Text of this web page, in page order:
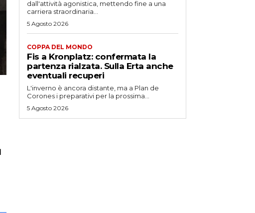
dall'attività agonistica, mettendo fine a una
carriera straordinaria...
5 Agosto 2026
COPPA DEL MONDO
Fis a Kronplatz: confermata la
partenza rialzata. Sulla Erta anche
eventuali recuperi
L'inverno è ancora distante, ma a Plan de
Corones i preparativi per la prossima...
5 Agosto 2026